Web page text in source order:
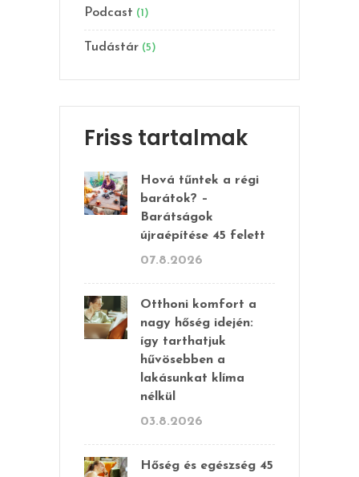
Podcast (1)
Tudástár (5)
Friss tartalmak
Hová tűntek a régi
barátok? –
Barátságok
újraépítése 45 felett
07.8.2026
Otthoni komfort a
nagy hőség idején:
így tarthatjuk
hűvösebben a
lakásunkat klíma
nélkül
03.8.2026
Hőség és egészség 45